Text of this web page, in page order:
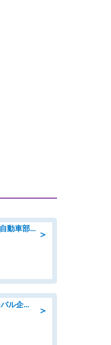
＞
未経験者大歓迎! ㈱デンソーでの自動車部品の組立作業 denso aichi
＞
09月開始/「土日祝休み」グローバル企業での産業保健のお仕事/保健師/高時給/残業なし/服装自由